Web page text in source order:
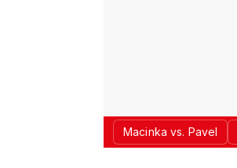
Macinka vs. Pavel